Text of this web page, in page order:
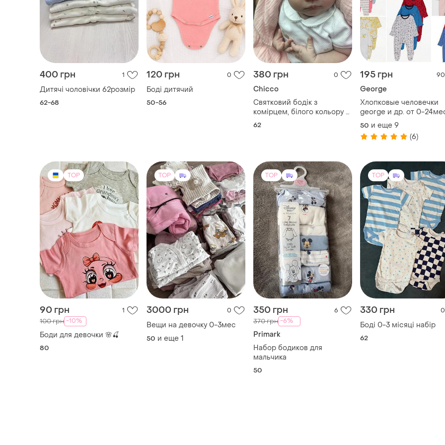
400 грн 1
Дитячі чоловічки 62розмір
62-68
120 грн 0
Боді дитячий
50-56
380 грн 0
Chicco
Святковий бодік з
комірцем, білого кольору з
вишивкою до 3-4м від
62
195 грн 90
George
Хлопковые человечки
george и др. от 0-
поштучно.
50 и еще 9
(6)
TOP
90 грн 1
100 грн -10%
Боди для девочки 🌸🍒
80
TOP
3000 грн 0
Вещи на девочку 0-3мес
50 и еще 1
TOP
350 грн 6
370 грн -6%
Primark
Набор бодиков для
мальчика
50
TOP
330 грн 0
Боді 0-3 місяці набір
62